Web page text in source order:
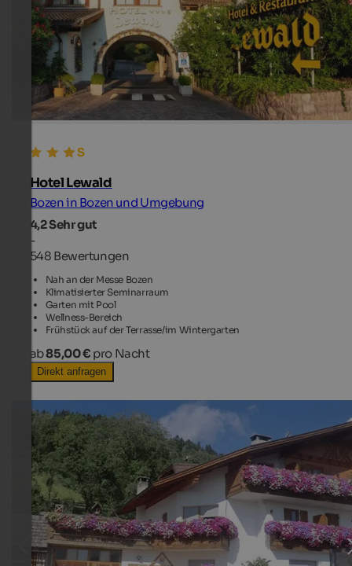
Hotel Lewald
Bozen in Bozen und Umgebung
4,2Sehr gut
-
548 Bewertungen
Nah an der Messe Bozen
Klimatisierter Seminarraum
Garten mit Pool
Wellness-Bereich
Frühstück auf der Terrasse/im Wintergarten
ab85,00 € pro Nacht
Direkt anfragen